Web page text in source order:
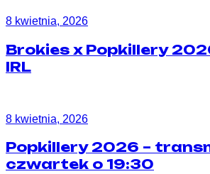
8 kwietnia, 2026
Brokies x Popkillery
IRL
8 kwietnia, 2026
Popkillery 2026 –
czwartek o 19:30